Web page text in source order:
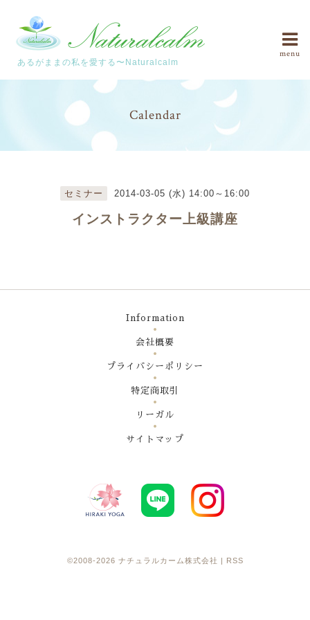
あるがままの私を愛する〜Naturalcalm
menu
Calendar
セミナー 2014-03-05 (水) 14:00～16:00
インストラクター上級講座
Information
会社概要
プライバシーポリシー
特定商取引
リーガル
サイトマップ
©2008-2026 ナチュラルカーム株式会社 RSS